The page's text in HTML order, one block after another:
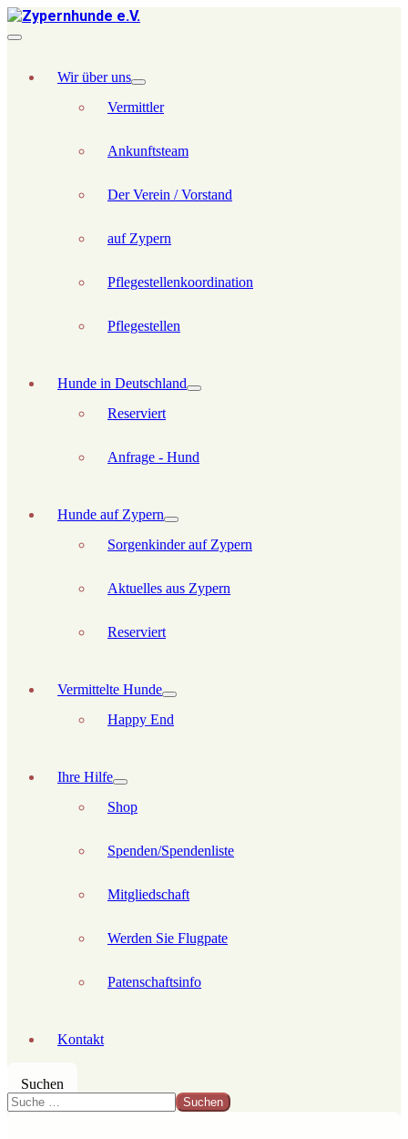
Wir über uns
Vermittler
Ankunftsteam
Der Verein / Vorstand
auf Zypern
Pflegestellenkoordination
Pflegestellen
Hunde in Deutschland
Reserviert
Anfrage - Hund
Hunde auf Zypern
Sorgenkinder auf Zypern
Aktuelles aus Zypern
Reserviert
Vermittelte Hunde
Happy End
Ihre Hilfe
Shop
Spenden/Spendenliste
Mitgliedschaft
Werden Sie Flugpate
Patenschaftsinfo
Kontakt
Suchen
Suchen